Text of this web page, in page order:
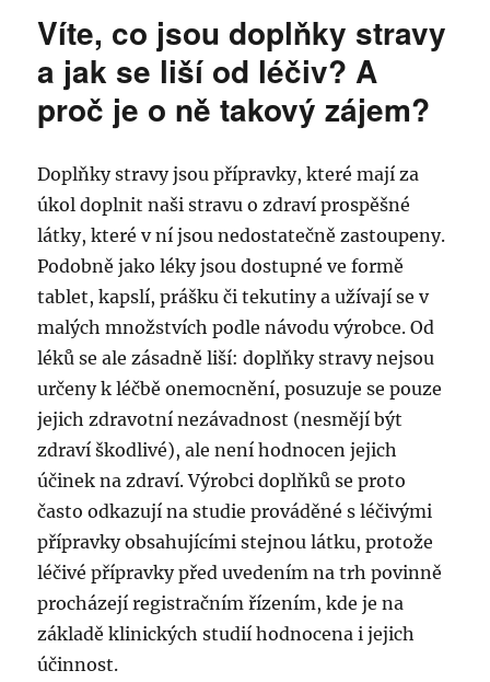
Svět
–
hubnutí
Praze
Dejvicích
Víte, co jsou doplňky stravy
a jak se liší od léčiv? A
proč je o ně takový zájem?
Doplňky stravy jsou přípravky, které mají za
úkol doplnit naši stravu o zdraví prospěšné
látky, které v ní jsou nedostatečně zastoupeny.
Podobně jako léky jsou dostupné ve formě
tablet, kapslí, prášku či tekutiny a užívají se v
malých množstvích podle návodu výrobce. Od
léků se ale zásadně liší: doplňky stravy nejsou
určeny k léčbě onemocnění, posuzuje se pouze
jejich zdravotní nezávadnost (nesmějí být
zdraví škodlivé), ale není hodnocen jejich
účinek na zdraví. Výrobci doplňků se proto
často odkazují na studie prováděné s léčivými
přípravky obsahujícími stejnou látku, protože
léčivé přípravky před uvedením na trh povinně
procházejí registračním řízením, kde je na
základě klinických studií hodnocena i jejich
účinnost.